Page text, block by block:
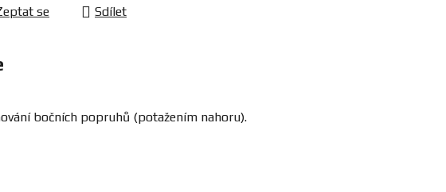
se Sdílet
bočních popruhů (potažením nahoru).